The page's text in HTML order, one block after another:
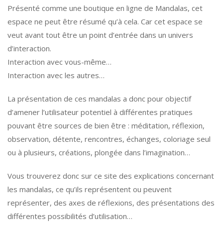
Présenté comme une boutique en ligne de Mandalas, cet
espace ne peut être résumé qu’à cela. Car cet espace se
veut avant tout être un point d’entrée dans un univers
d’interaction.
Interaction avec vous-même…
Interaction avec les autres…
La présentation de ces mandalas a donc pour objectif
d’amener l’utilisateur potentiel à différentes pratiques
pouvant être sources de bien être : méditation, réflexion,
observation, détente, rencontres, échanges, coloriage seul
ou à plusieurs, créations, plongée dans l’imagination…
Vous trouverez donc sur ce site des explications concernant
les mandalas, ce qu’ils représentent ou peuvent
représenter, des axes de réflexions, des présentations des
différentes possibilités d’utilisation…